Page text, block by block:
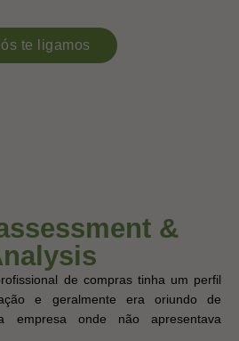
te ligamos
&
de compras tinha um perfil
e geralmente era oriundo de
empresa onde não apresentava